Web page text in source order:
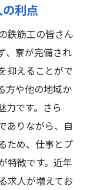
利点
鉄筋工の皆さん
、寮が完備され
抑えることがで
方や他の地域か
力です。さら
ありながら、自
ため、仕事とプ
特徴です。近年
求人が増えてお